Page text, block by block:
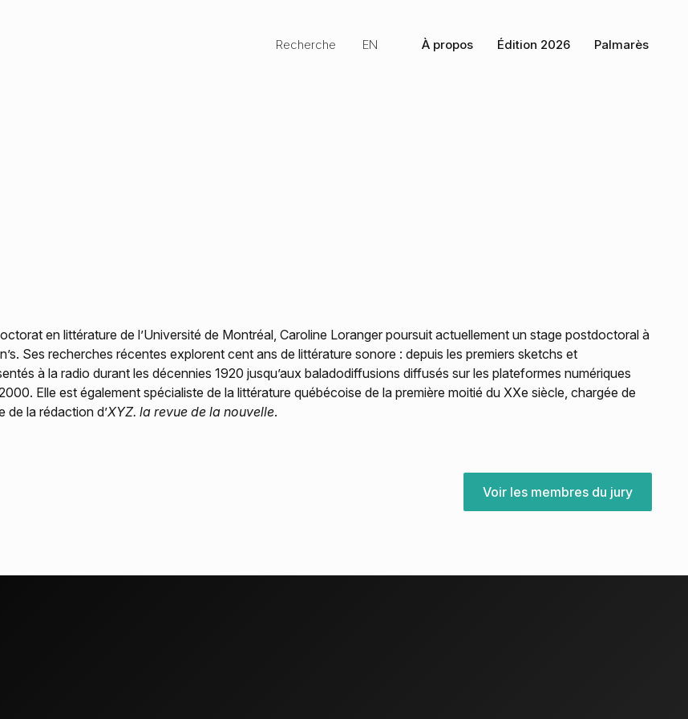
À propos Édition 2026 Palmarès
Recherche EN
en littérature de l’Université de Montréal, Caroline Loranger poursuit actuellement un stage postdoctoral à
Ses recherches récentes explorent cent ans de littérature sonore : depuis les premiers sketchs et
à la radio durant les décennies 1920 jusqu’aux baladodiffusions diffusés sur les plateformes numériques
Elle est également spécialiste de la littérature québécoise de la première moitié du XXe siècle, chargée de
de la rédaction d’XYZ. la revue de la nouvelle.
Voir les membres du jury